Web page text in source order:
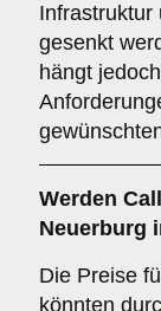
Infrastruktur
gesenkt
hängt
Werden
Neuerburg
Die Preise
könnten